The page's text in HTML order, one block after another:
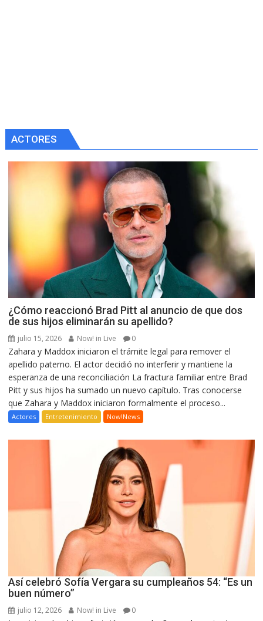
ACTORES
¿Cómo reaccionó Brad Pitt al anuncio de que dos
de sus hijos eliminarán su apellido?
julio 15, 2026 Now! in Live 0
Zahara y Maddox iniciaron el trámite legal para remover el
apellido paterno. El actor decidió no interferir y mantiene la
esperanza de una reconciliación La fractura familiar entre Brad
Pitt y sus hijos ha sumado un nuevo capítulo. Tras conocerse
que Zahara y Maddox iniciaron formalmente el proceso...
Actores Entretenimiento Now!News
Así celebró Sofía Vergara su cumpleaños 54: “Es un
buen número”
julio 12, 2026 Now! in Live 0